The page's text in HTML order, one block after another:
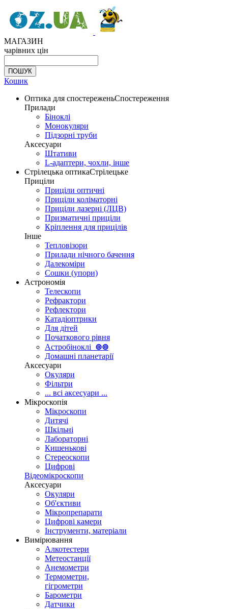
МАГАЗИН
чарівних цін
Кошик
Оптика для спостереженьСпостереження
Прилади
Біноклі
Монокуляри
Підзорні труби
Аксесуари
Штативи
L-адаптери, чохли, інше
Стрілецька оптикаСтрілецьке
Приціли
Приціли оптичні
Приціли коліматорні
Приціли лазерні (ЛЦВ)
Призматичні приціли
Кріплення для прицілів
Інше
Тепловізори
Прилади нічного бачення
Далекоміри
Сошки (упори)
Астрономія
Телескопи
Рефрактори
Рефлектори
Катадіоптрики
Для дітей
Початкового рівня
Астробіноклі ⊚⊚
Домашні планетарії
Аксесуари
Окуляри
Фільтри
... всі аксесуари ...
Мікроскопія
Мікроскопи
Дитячі
Шкільні
Лабораторні
Кишенькові
Стереоскопи
Цифрові
Відеомікроскопи
Аксесуари
Окуляри
Об'єктиви
Мікропрепарати
Цифрові камери
Інструменти, матеріали
Вимірювання
Алкотестери
Метеостанції
Анемометри
Термометри,
гігрометри
Барометри
Датчики